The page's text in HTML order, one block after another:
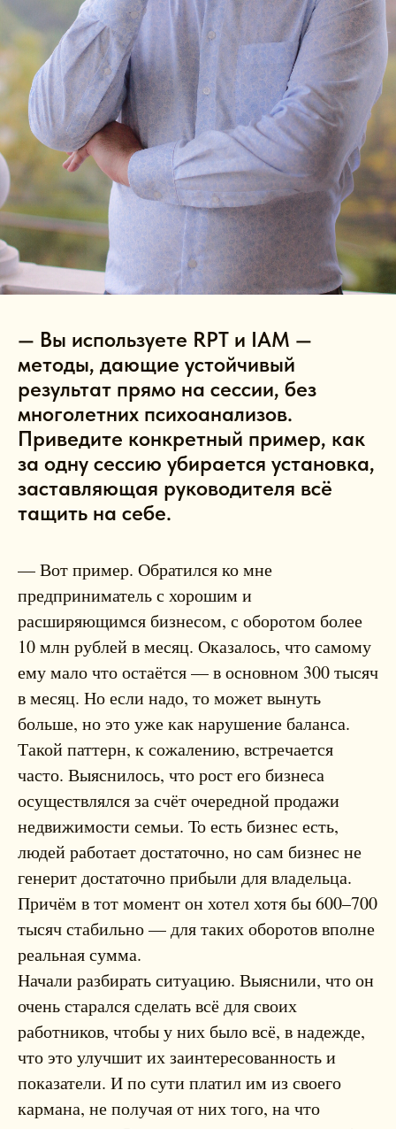
— Вы используете RPT и IAM —
методы, дающие устойчивый
результат прямо на сессии, без
многолетних психоанализов.
Приведите конкретный пример, как
за одну сессию убирается установка,
заставляющая руководителя всё
тащить на себе.
— Вот пример. Обратился ко мне
предприниматель с хорошим и
расширяющимся бизнесом, с оборотом более
10 млн рублей в месяц. Оказалось, что самому
ему мало что остаётся — в основном 300 тысяч
в месяц. Но если надо, то может вынуть
больше, но это уже как нарушение баланса.
Такой паттерн, к сожалению, встречается
часто. Выяснилось, что рост его бизнеса
осуществлялся за счёт очередной продажи
недвижимости семьи. То есть бизнес есть,
людей работает достаточно, но сам бизнес не
генерит достаточно прибыли для владельца.
Причём в тот момент он хотел хотя бы 600–700
тысяч стабильно — для таких оборотов вполне
реальная сумма.
Начали разбирать ситуацию. Выяснили, что он
очень старался сделать всё для своих
работников, чтобы у них было всё, в надежде,
что это улучшит их заинтересованность и
показатели. И по сути платил им из своего
кармана, не получая от них того, на что